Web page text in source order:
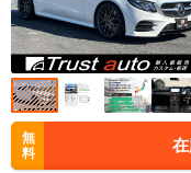
無
料